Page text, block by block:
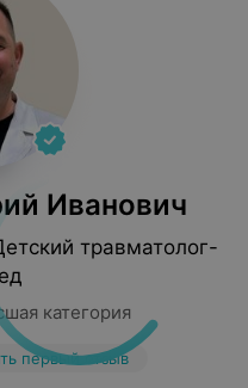
Иванович
травматолог-
категория
первый отзыв